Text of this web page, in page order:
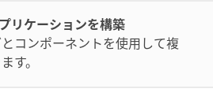
リケーションを構築
コンポーネントを使用して複
す。